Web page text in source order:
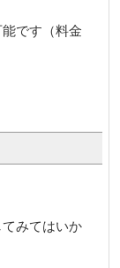
です（料金
みてはいか